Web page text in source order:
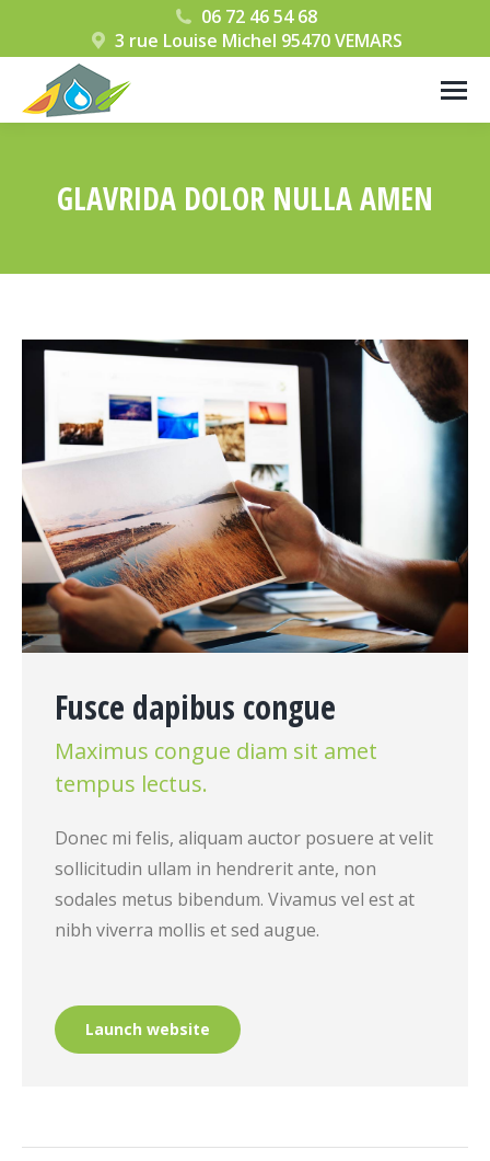
06 72 46 54 68
3 rue Louise Michel 95470 VEMARS
GLAVRIDA DOLOR NULLA AMEN
Fusce dapibus congue
Maximus congue diam sit amet
tempus lectus.
Donec mi felis, aliquam auctor posuere at velit
sollicitudin ullam in hendrerit ante, non
sodales metus bibendum. Vivamus vel est at
nibh viverra mollis et sed augue.
Launch website